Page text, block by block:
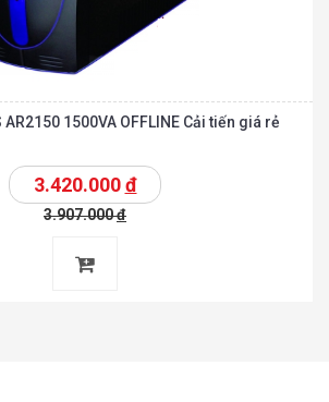
AR2150 1500VA OFFLINE Cải tiến giá rẻ
3.420.000đ
3.907.000đ